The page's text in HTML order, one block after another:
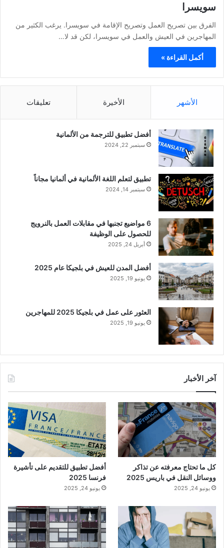
سويسرا
الفرق بين تصريح العمل وتصريح الإقامة في سويسرا. يرغب الكثير من
المهاجرين في العيش والعمل في سويسرا، لكن قد لا…
أكمل القراءة »
الأشهر الأخيرة تعليقات
أفضل تطبيق للترجمة من الألمانية
سبتمبر 22, 2024
تطبيق لتعلم اللغة الألمانية في ألمانيا مجاناً
سبتمبر 14, 2024
6 مواضيع تجنبها في مقابلات العمل بالنرويج
للحصول على الوظيفة
أبريل 24, 2025
أفضل المدن للعيش في بلجيكا عام 2025
يونيو 19, 2025
العثور على عمل في بلجيكا 2025 للمهاجرين
يونيو 19, 2025
آخر الأخبار
كل ما تحتاج معرفته عن تذاكر
ووسائل النقل في باريس 2025
يونيو 24, 2025
أفضل تطبيق للتقديم على تأشيرة
فرنسا 2025
يونيو 24, 2025